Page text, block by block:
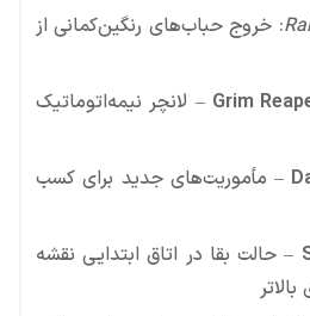
: خروج حباب‌های رنگین‌کمانی از
Grim – لانچر نیمه‌اتوماتیک
– مأموریت‌های جدید برای کسب
– حالت بقا در اتاق ابتدایی نقشه